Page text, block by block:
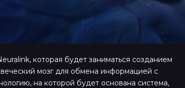
которая будет заниматься созданием
мозг для обмена информацией с
на которой будет основана система,